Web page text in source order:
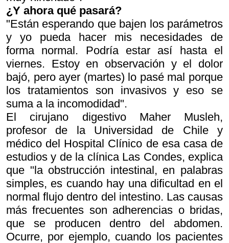
¿Y ahora qué pasará?
"Están esperando que bajen los parámetros
y yo pueda hacer mis necesidades de
forma normal. Podría estar así hasta el
viernes. Estoy en observación y el dolor
bajó, pero ayer (martes) lo pasé mal porque
los tratamientos son invasivos y eso se
suma a la incomodidad".
El cirujano digestivo Maher Musleh,
profesor de la Universidad de Chile y
médico del Hospital Clínico de esa casa de
estudios y de la clínica Las Condes, explica
que "la obstrucción intestinal, en palabras
simples, es cuando hay una dificultad en el
normal flujo dentro del intestino. Las causas
más frecuentes son adherencias o bridas,
que se producen dentro del abdomen.
Ocurre, por ejemplo, cuando los pacientes